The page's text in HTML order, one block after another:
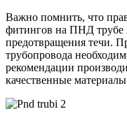
Важно помнить, что
фитингов на ПНД трубе
предотвращения течи.
трубопровода
рекомендации
качественные